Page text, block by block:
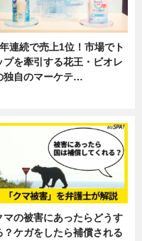
連続で売上1位！市場でト
プを牽引する花王・ビオレ
独自のマーケテ…
マの被害にあったらどうす
？ケガをしたら補償される